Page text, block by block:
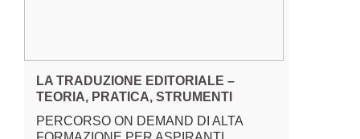
LA TRADUZIONE EDITORIALE –
TEORIA, PRATICA, STRUMENTI
PERCORSO ON DEMAND DI ALTA